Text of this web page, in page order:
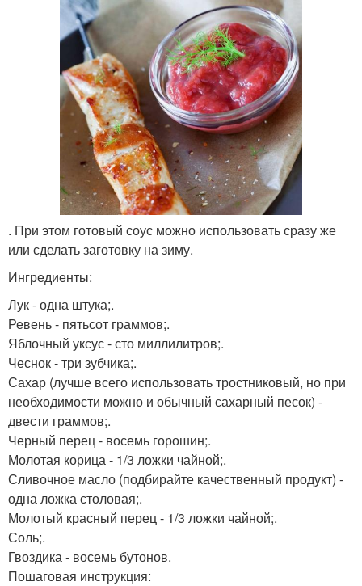
. При этом готовый соус можно использовать сразу же
или сделать заготовку на зиму.
Ингредиенты:
Лук - одна штука;.
Ревень - пятьсот граммов;.
Яблочный уксус - сто миллилитров;.
Чеснок - три зубчика;.
Сахар (лучше всего использовать тростниковый, но при
необходимости можно и обычный сахарный песок) -
двести граммов;.
Черный перец - восемь горошин;.
Молотая корица - 1/3 ложки чайной;.
Сливочное масло (подбирайте качественный продукт) -
одна ложка столовая;.
Молотый красный перец - 1/3 ложки чайной;.
Соль;.
Гвоздика - восемь бутонов.
Пошаговая инструкция: